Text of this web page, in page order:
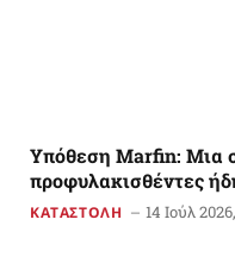
Υπόθεση Marfin: Μια
προφυλακισθέντες
ΚΑΤΑΣΤΟΛΗ 14 Ιούλ